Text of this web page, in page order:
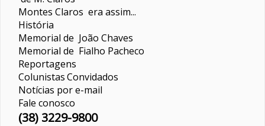
Montes Claros era assim...
História
Memorial de João Chaves
Memorial de Fialho Pacheco
Reportagens
ColunistasConvidados
Notícias por e-mail
Fale conosco
(38) 3229-9800